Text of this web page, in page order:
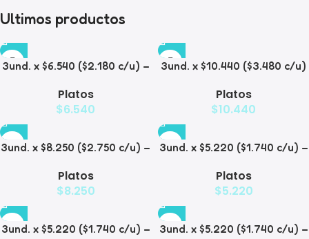
Ultimos productos
3und. x $6.540 ($2.180 c/u) –
Mascotas con Diseño
Decorativo
Platos
$6.540
3und. x $10.440 ($3.480 c/u)
Mascotas con Bowl de Acero
Platos
$10.440
3und. x $8.250 ($2.750 c/u) –
Mascotas con Diseño de
Gatos
Platos
$8.250
3und. x $5.220 ($1.740 c/u) –
Mascotas Texturizado
Platos
$5.220
3und. x $5.220 ($1.740 c/u) –
3und. x $5.220 ($1.740 c/u) –